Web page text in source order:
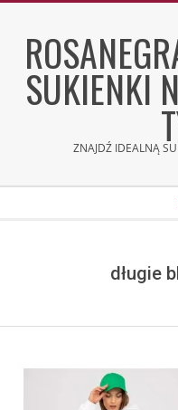
content
SUKIENKI
ZNAJDŹ IDEALNĄ
długie